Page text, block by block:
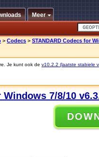
Meer
> Codecs > STANDARD Codecs for
Je kunt ook de v10.2.2 (laatste stabiele
Windows 7/8/10